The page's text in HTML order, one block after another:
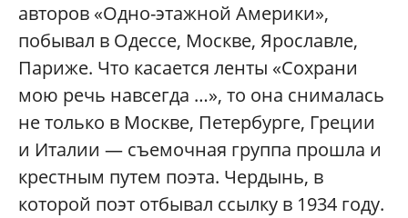
авторов «Одно-этажной Америки»,
побывал в Одессе, Москве, Ярославле,
Париже. Что касается ленты «Сохрани
мою речь навсегда …», то она снималась
не только в Москве, Петербурге, Греции
и Италии — съемочная группа прошла и
крестным путем поэта. Чердынь, в
которой поэт отбывал ссылку в 1934 году.